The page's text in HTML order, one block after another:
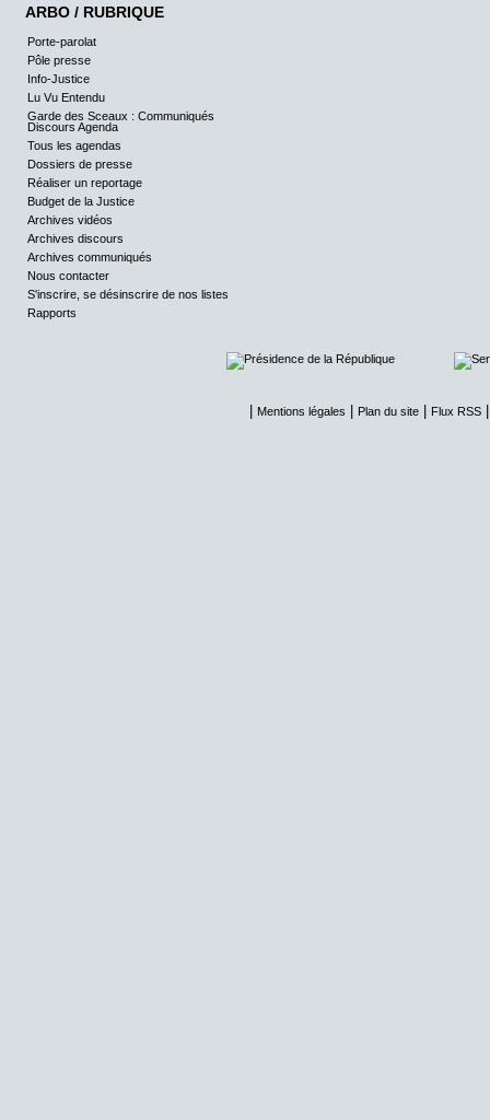
ARBO / RUBRIQUE
Porte-parolat
Pôle presse
Info-Justice
Lu Vu Entendu
Garde des Sceaux : Communiqués
Discours Agenda
Tous les agendas
Dossiers de presse
Réaliser un reportage
Budget de la Justice
Archives vidéos
Archives discours
Archives communiqués
Nous contacter
S'inscrire, se désinscrire de nos listes
Rapports
Mentions légales Plan du site Flux RSS